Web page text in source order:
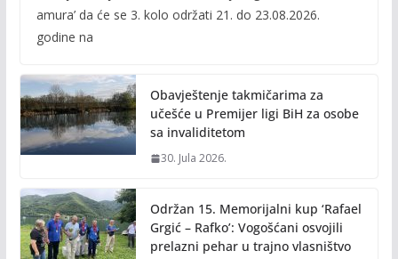
b
o
k
n
k
amura’ da će se 3. kolo održati 21. do 23.08.2026.
godine na
Obavještenje takmičarima za
učešće u Premijer ligi BiH za osobe
sa invaliditetom
30. Jula 2026.
Održan 15. Memorijalni kup ‘Rafael
Grgić – Rafko’: Vogošćani osvojili
prelazni pehar u trajno vlasništvo